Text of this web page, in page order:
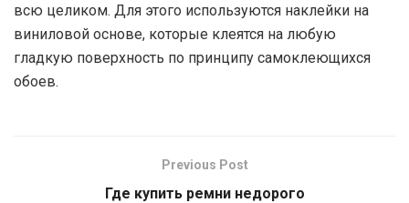
всю целиком. Для этого используются наклейки на
виниловой основе, которые клеятся на любую
гладкую поверхность по принципу самоклеющихся
обоев.
Previous Post
Где купить ремни недорого